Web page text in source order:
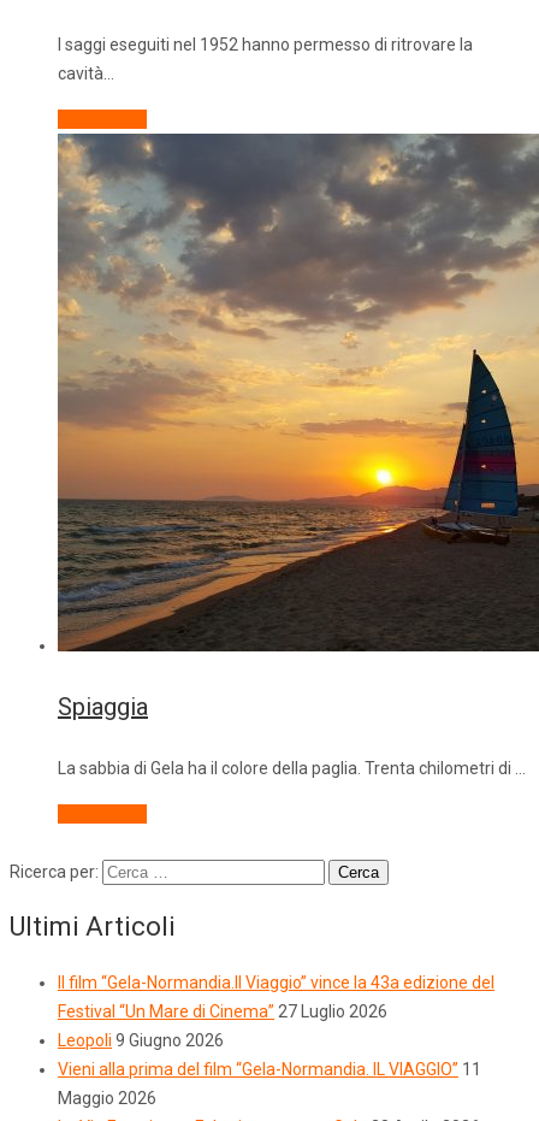
I saggi eseguiti nel 1952 hanno permesso di ritrovare la
cavità…
Spiaggia
La sabbia di Gela ha il colore della paglia. Trenta chilometri di …
Ricerca per:
Ultimi Articoli
Il film “Gela-Normandia.Il Viaggio” vince la 43a edizione del
Festival “Un Mare di Cinema” 27 Luglio 2026
Leopoli 9 Giugno 2026
Vieni alla prima del film “Gela-Normandia. IL VIAGGIO” 11
Maggio 2026